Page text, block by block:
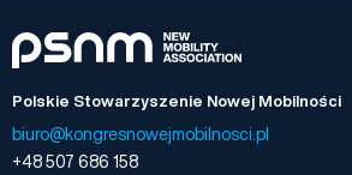
Polskie Stowarzyszenie Nowej Mobilności
biuro@kongresnowejmobilnosci.pl
+48 507 686 158